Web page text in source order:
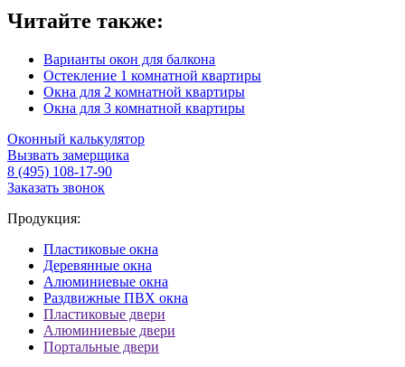
Читайте также:
Варианты окон для балкона
Остекление 1 комнатной квартиры
Окна для 2 комнатной квартиры
Окна для 3 комнатной квартиры
Оконный калькулятор
Вызвать замерщика
8 (495) 108-17-90
Заказать звонок
Продукция:
Пластиковые окна
Деревянные окна
Алюминиевые окна
Раздвижные ПВХ окна
Пластиковые двери
Алюминиевые двери
Портальные двери